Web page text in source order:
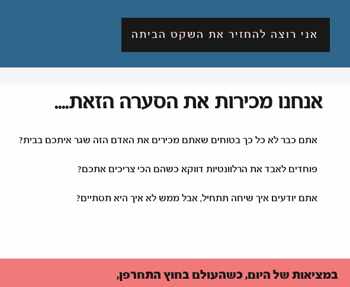
אני רוצה להחזיר את השקט הביתה
אנחנו מכירות את הסערה הזאת....
אתם כבר לא כל כך בטוחים שאתם מכירים את האדם הזה שגר איתכם בבית?
פוחדים לאבד את הרלוונטיות דווקא כשהם הכי צריכים אתכם?
אתם יודעים איך שיחה תתחיל, אבל ממש לא איך היא תסתיים?
במציאות של היום, כשהעולם בחוץ התחרפן,